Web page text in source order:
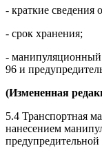
- краткие сведения
- срок хранения;
- манипуляционный
96 и
(Измененная
5.4 Транспортная
нанесением